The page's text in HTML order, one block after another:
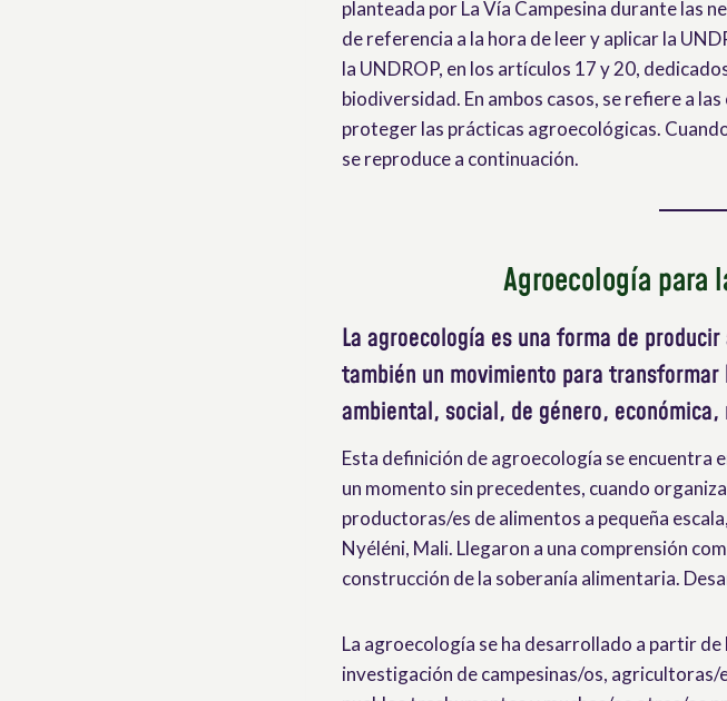
planteada por La Vía Campesina durante las
de referencia a la hora de leer y aplicar la
la UNDROP, en los artículos 17 y 20,
biodiversidad. En ambos casos, se refiere a
proteger las prácticas agroecológicas.
se reproduce a continuación.
Agroecología para
La agroecología es una forma de
también un movimiento para
ambiental, social, de género,
Esta definición de agroecología se encuentra
un momento sin precedentes, cuando
productoras/es de alimentos a pequeña
Nyéléni, Mali. Llegaron a una comprensión
construcción de la soberanía alimentaria.
La agroecología se ha desarrollado a partir
investigación de campesinas/os,